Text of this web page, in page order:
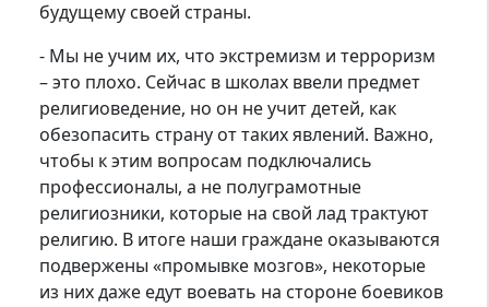
будущему своей страны.
- Мы не учим их, что экстремизм и терроризм
– это плохо. Сейчас в школах ввели предмет
религиоведение, но он не учит детей, как
обезопасить страну от таких явлений. Важно,
чтобы к этим вопросам подключались
профессионалы, а не полуграмотные
религиозники, которые на свой лад трактуют
религию. В итоге наши граждане оказываются
подвержены «промывке мозгов», некоторые
из них даже едут воевать на стороне боевиков